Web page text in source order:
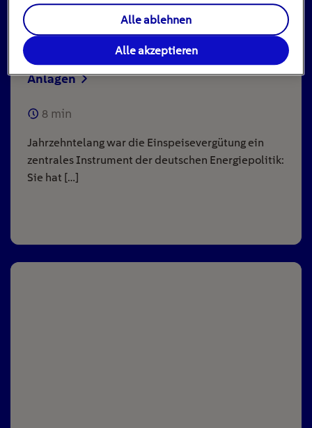
Einspeisevergütung für Photovoltaik-
Anlagen
8 min
Jahrzehntelang war die Einspeisevergütung ein
zentrales Instrument der deutschen Energiepolitik:
Sie hat […]
Alle ablehnen
Alle akzeptieren